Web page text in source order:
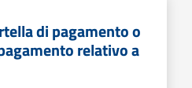
di pagamento o
relativo a